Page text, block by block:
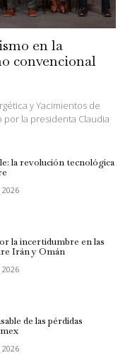
en la
convencional
y Yacimientos de
por la presidenta Claudia
la revolución tecnológica
la incertidumbre en las
Irán y Omán
de las pérdidas